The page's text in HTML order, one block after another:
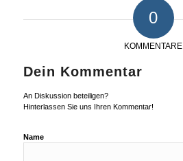
0
KOMMENTARE
Dein Kommentar
An Diskussion beteiligen?
Hinterlassen Sie uns Ihren Kommentar!
Name